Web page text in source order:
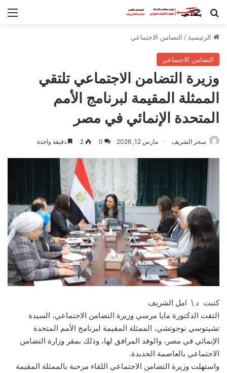
بحث عن
الرئيسية / التضامن الاجتماعي
التضامن الاجتماعي
وزيرة التضامن الاجتماعي تلتقي
الممثلة المقيمة لبرنامج الأمم
المتحدة الإنمائي في مصر
سحر الشريف مارس 12, 2026 0
2 دقيقة واحدة
كتبت د \ امل الشريف
التقت الدكتورة مايا مرسي وزيرة التضامن الاجتماعي، السيدة
تشيتوسي نوجوتشي، الممثلة المقيمة لبرنامج الأمم المتحدة
الإنمائي في مصر، والوفد المرافق لها، وذلك بمقر وزارة التضامن
الاجتماعي بالعاصمة الجديدة.
واستهلت وزيرة التضامن الاجتماعي اللقاء مرحبة بالممثلة المقيمة